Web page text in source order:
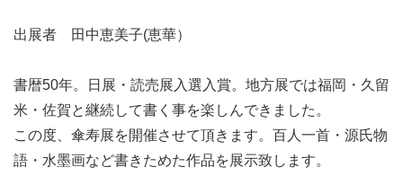
出展者 田中恵美子(恵華）
書暦50年。日展・読売展入選入賞。地方展では福岡・久留
米・佐賀と継続して書く事を楽しんできました。
この度、傘寿展を開催させて頂きます。百人一首・源氏物
語・水墨画など書きためた作品を展示致します。